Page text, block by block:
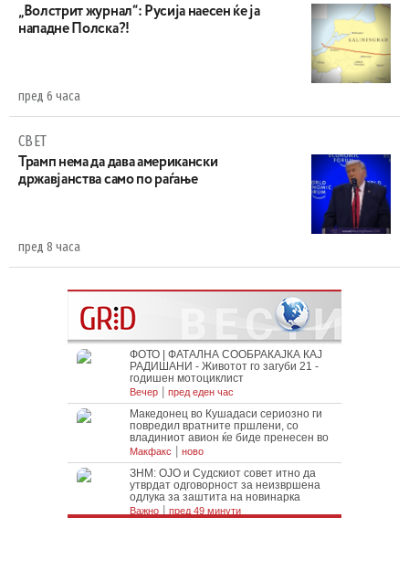
„Волстрит журнал“: Русија наесен ќе ја
нападне Полска?!
пред 6 часа
СВЕТ
Трамп нема да дава американски
државјанства само по раѓање
пред 8 часа